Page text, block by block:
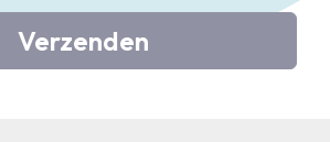
Verzenden